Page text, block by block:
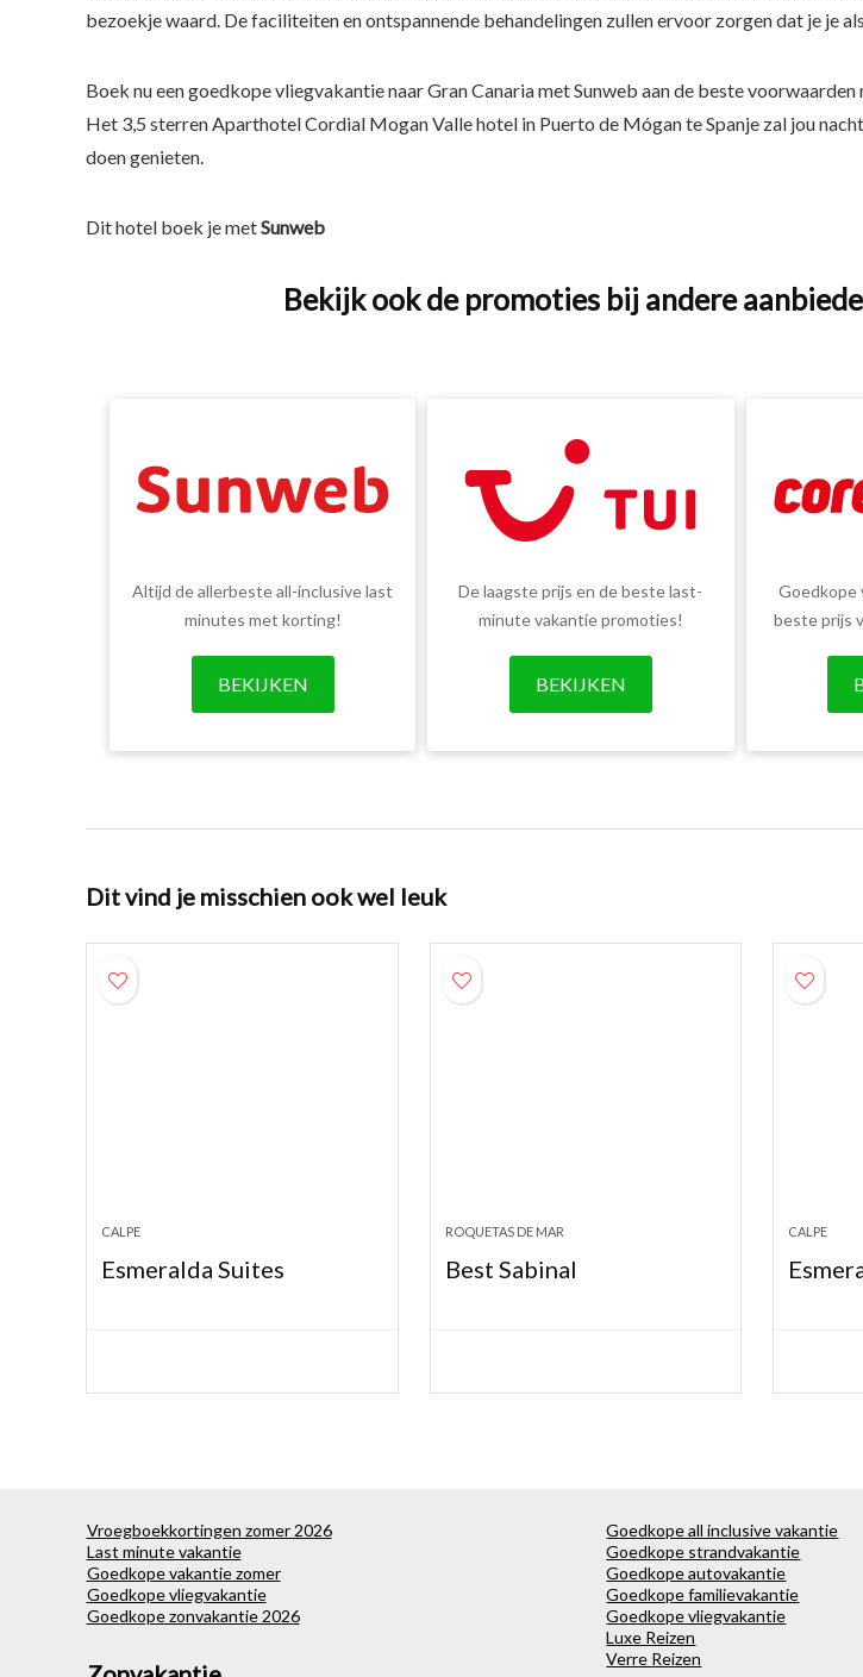
bezoekje waard. De faciliteiten en ontspannende behandelingen zullen ervoor zorgen dat je je
Boek nu een goedkope vliegvakantie naar Gran Canaria met Sunweb aan de beste
Het 3,5 sterren Aparthotel Cordial Mogan Valle hotel in Puerto de Mógan te Spanje zal jou
doen genieten.
Dit hotel boek je metSunweb
Bekijk ook de promoties bij andere
Altijd de allerbeste all-inclusive last
minutes met korting!
BEKIJKEN
De laagste prijs en de beste last-
minute vakantie promoties!
BEKIJKEN
Goedkope
beste prijs
Dit vind je misschien ook wel leuk
CALPE
Esmeralda Suites
ROQUETAS DE MAR
Best Sabinal
CALPE
Vroegboekkortingen zomer 2026
Last minute vakantie
Goedkope vakantie zomer
Goedkope vliegvakantie
Goedkope zonvakantie 2026
Goedkope all inclusive vakantie
Goedkope strandvakantie
Goedkope autovakantie
Goedkope familievakantie
Goedkope vliegvakantie
Luxe Reizen
Verre Reizen